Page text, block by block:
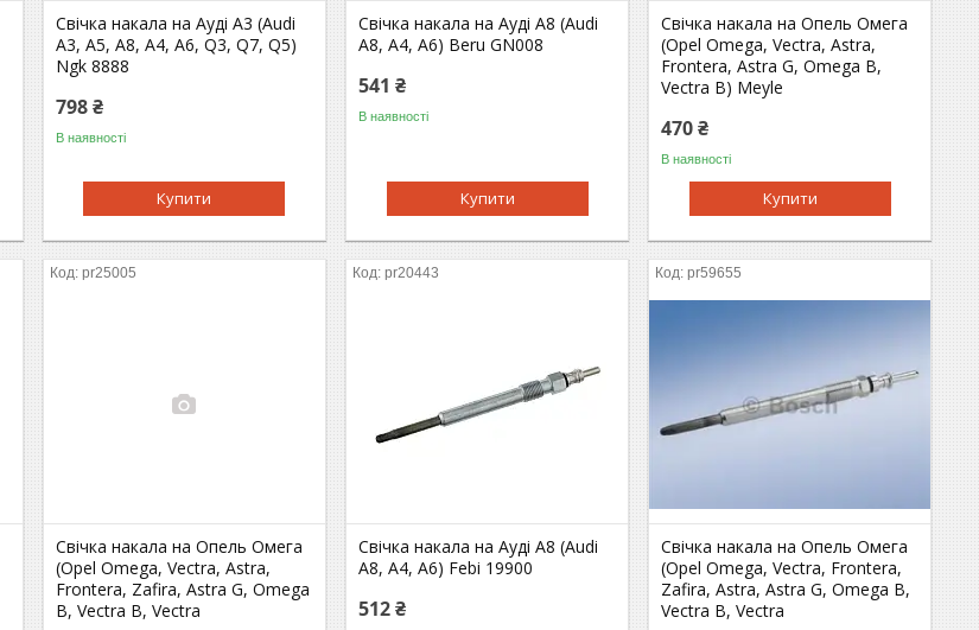
Свічка накала на Ауді A3 (Audi
A3, A5, A8, A4, A6, Q3, Q7, Q5)
Ngk 8888
798 ₴
В наявності
Купити
Свічка накала на Ауді A8 (Audi
A8, A4, A6) Beru GN008
541 ₴
В наявності
Купити
Свічка накала на Опель Омега
(Opel Omega, Vectra, Astra,
Frontera, Astra G, Omega B,
Vectra B) Meyle
470 ₴
В наявності
Купити
pr25005
Свічка накала на Опель Омега
(Opel Omega, Vectra, Astra,
Frontera, Zafira, Astra G, Omega
B, Vectra B, Vectra
pr20443
Свічка накала на Ауді A8 (Audi
A8, A4, A6) Febi 19900
512 ₴
pr59655
Свічка накала на Опель Омега
(Opel Omega, Vectra, Frontera,
Zafira, Astra, Astra G, Omega B,
Vectra B, Vectra